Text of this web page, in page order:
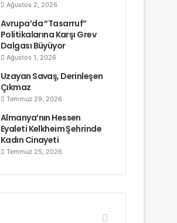
Ağustos 2, 2026
Avrupa’da “Tasarruf”
Politikalarına Karşı Grev
Dalgası Büyüyor
Ağustos 1, 2026
Uzayan Savaş, Derinleşen
Çıkmaz
Temmuz 29, 2026
Almanya’nın Hessen
Eyaleti Kelkheim Şehrinde
Kadın Cinayeti
Temmuz 25, 2026